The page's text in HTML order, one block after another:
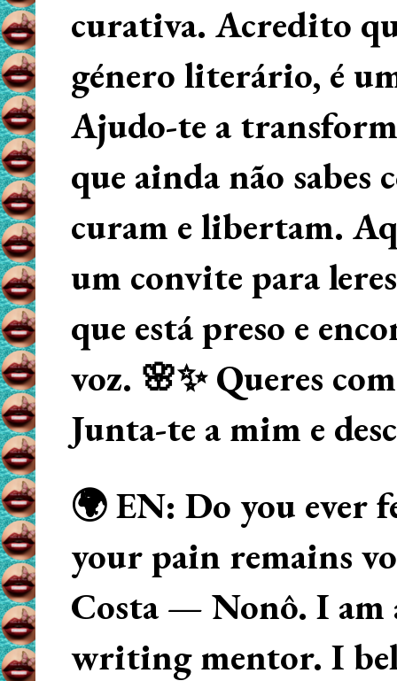
curativa. Acredito
género literário, é
Ajudo-te a
que ainda não
curam e libertam.
um convite para
que está preso e
voz. 🌸✨ Queres
Junta-te a mim e
🌍 EN: Do you ever
your pain remains
Costa — Nonô. I am
writing mentor. I